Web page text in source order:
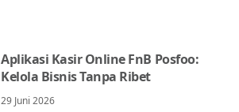
Aplikasi Kasir Online FnB Posfoo:
Kelola Bisnis Tanpa Ribet
29 Juni 2026